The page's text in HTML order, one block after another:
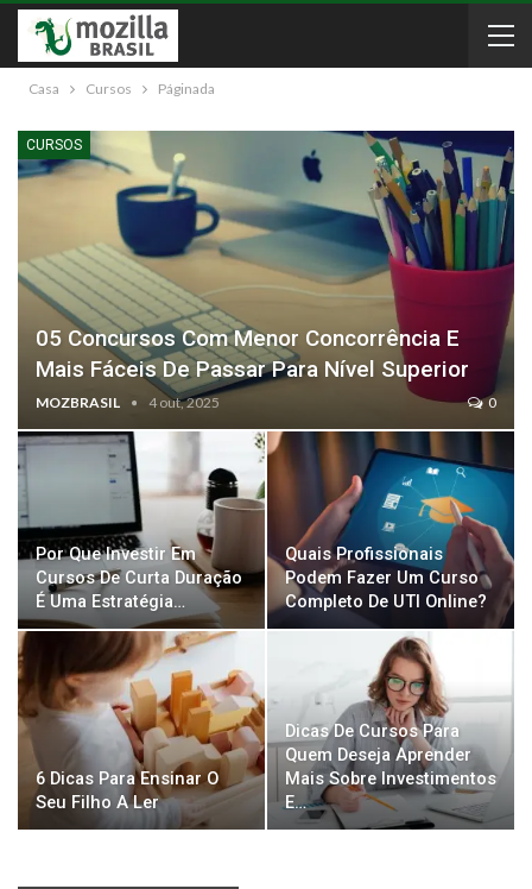
Casa Cursos Páginada
CURSOS
05 Concursos Com Menor Concorrência E
Mais Fáceis De Passar Para Nível Superior
MOZBRASIL 4 out, 2025 0
Por Que Investir Em
Cursos De Curta Duração
É Uma Estratégia…
Quais Profissionais
Podem Fazer Um Curso
Completo De UTI Online?
6 Dicas Para Ensinar O
Seu Filho A Ler
Dicas De Cursos Para
Quem Deseja Aprender
Mais Sobre Investimentos
E…